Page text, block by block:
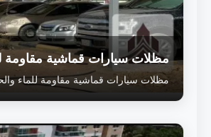
مظلات سيارات قماشية مقاومة
مظلات سيارات قماشية مقاومة للماء